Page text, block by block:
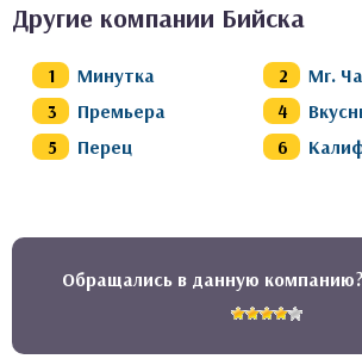
Другие компании Бийска
Минутка
Mr.
Премьера
Перец
Обращались в данную